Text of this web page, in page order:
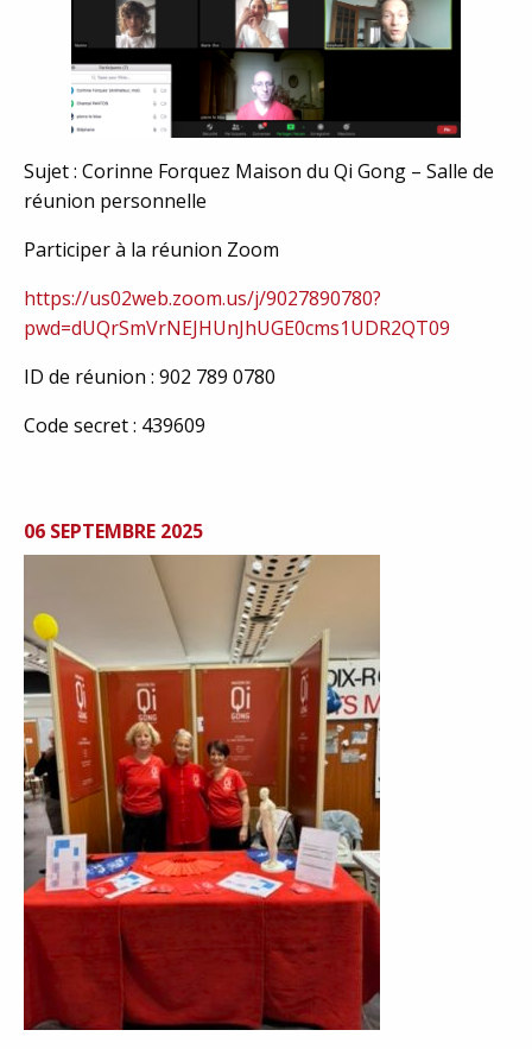
Sujet : Corinne Forquez Maison du Qi Gong – Salle de
réunion personnelle
Participer à la réunion Zoom
https://us02web.zoom.us/j/9027890780?
pwd=dUQrSmVrNEJHUnJhUGE0cms1UDR2QT09
ID de réunion : 902 789 0780
Code secret : 439609
06 SEPTEMBRE 2025